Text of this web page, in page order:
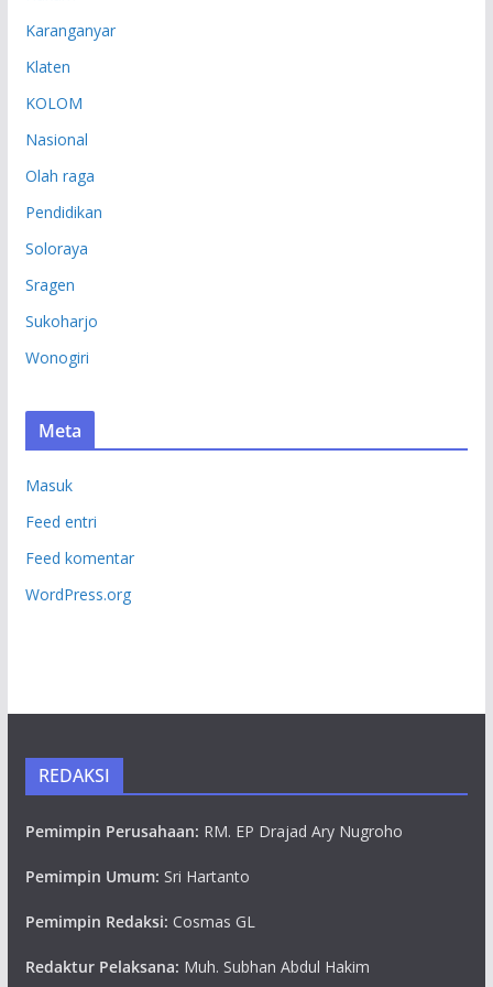
Karanganyar
Klaten
KOLOM
Nasional
Olah raga
Pendidikan
Soloraya
Sragen
Sukoharjo
Wonogiri
Meta
Masuk
Feed entri
Feed komentar
WordPress.org
REDAKSI
Pemimpin Perusahaan: RM. EP Drajad Ary Nugroho
Pemimpin Umum: Sri Hartanto
Pemimpin Redaksi: Cosmas GL
Redaktur Pelaksana: Muh. Subhan Abdul Hakim